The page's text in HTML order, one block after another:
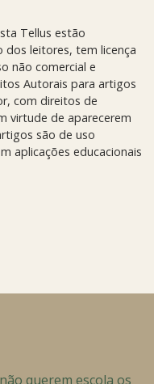
Tellus estão
dos leitores, tem licença
não comercial e
Autorais para artigos
com direitos de
virtude de aparecerem
são de uso
aplicações educacionais
querem escola os